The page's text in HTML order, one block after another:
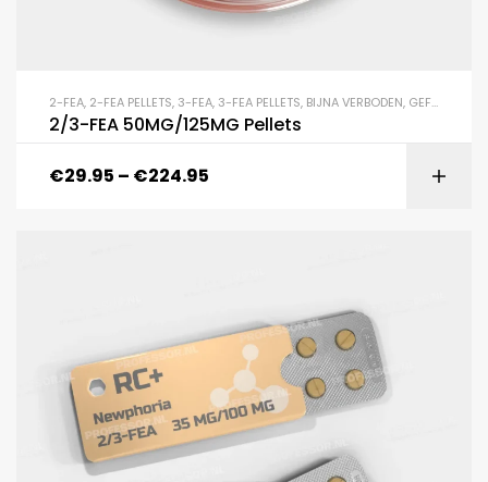
2-FEA, 2-FEA PELLETS, 3-FEA, 3-FEA PELLETS, BIJNA VERBODEN, GEFLUOREERDEN
2/3-FEA 50MG/125MG Pellets
€29.95 – €224.95